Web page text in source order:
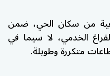
من سكان الحي، ضمن
الخدمي، لا سيما في
متكررة وطويلة.